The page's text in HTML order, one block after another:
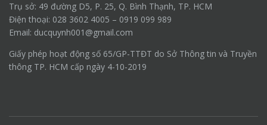
Trụ sở: 49 đường D5, P. 25, Q. Bình Thạnh, TP. HCM
Điện thoại: 028 3602 4005 – 0919 099 989
Email: ducquynh001@gmail.com
Giấy phép hoạt động số 65/GP-TTĐT do Sở Thông tin và Truyền
thông TP. HCM cấp ngày 4-10-2019